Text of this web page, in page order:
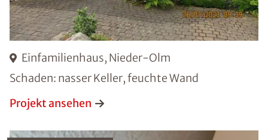
Einfamilienhaus, Nieder-Olm
Schaden: nasser Keller, feuchte Wand
Projekt ansehen